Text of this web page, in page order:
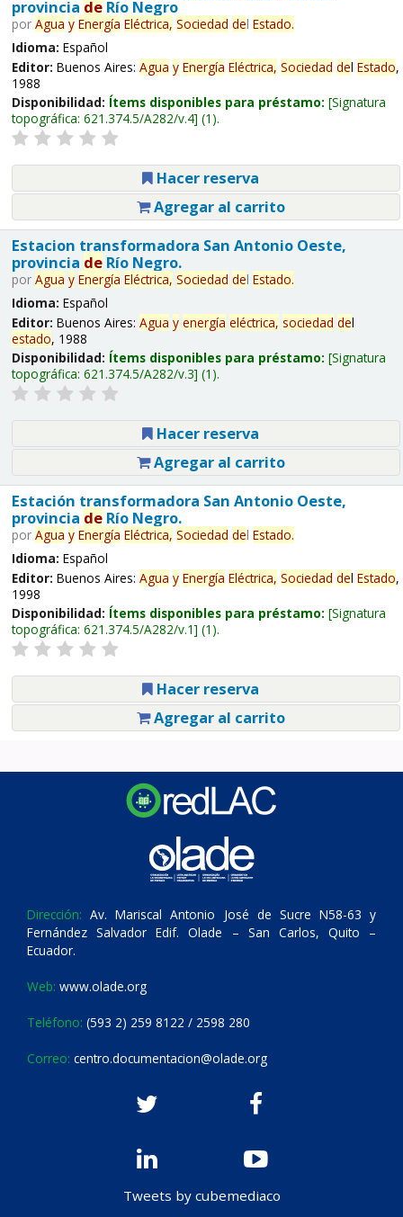
provincia deRío Negro
por Agua y Energía Eléctrica, Sociedad del Estado.
Idioma: Español
Editor: Buenos Aires: Agua y Energía Eléctrica, Sociedad del Estado,
1988
Disponibilidad: Ítems disponibles para préstamo: Signatura
topográfica: 621.374.5/A282/v.4 (1).
Hacer reserva
Agregar al carrito
Estacion transformadora San Antonio Oeste,
provincia deRío Negro.
por Agua y Energía Eléctrica, Sociedad del Estado.
Idioma: Español
Editor: Buenos Aires: Agua y energía eléctrica, sociedad del
estado, 1988
Disponibilidad: Ítems disponibles para préstamo: Signatura
topográfica: 621.374.5/A282/v.3 (1).
Hacer reserva
Agregar al carrito
Estación transformadora San Antonio Oeste,
provincia deRío Negro.
por Agua y Energía Eléctrica, Sociedad del Estado.
Idioma: Español
Editor: Buenos Aires: Agua y Energía Eléctrica, Sociedad del Estado,
1998
Disponibilidad: Ítems disponibles para préstamo: Signatura
topográfica: 621.374.5/A282/v.1 (1).
Hacer reserva
Agregar al carrito
Dirección: Av. Mariscal Antonio José de Sucre N58-63 y
Fernández Salvador Edif. Olade – San Carlos, Quito –
Ecuador.
Web: www.olade.org
Teléfono: (593 2) 259 8122 / 2598 280
Correo: centro.documentacion@olade.org
Tweets by cubemediaco